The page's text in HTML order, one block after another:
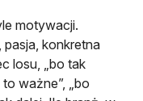
motywacji.
konkretna
losu, „bo tak
ważne”, „bo